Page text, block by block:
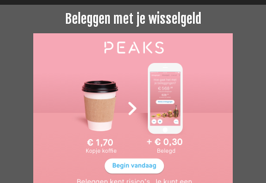
Beleggen met je wisselgeld